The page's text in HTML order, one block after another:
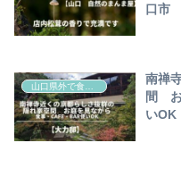
口市
南禅
間 お
いOK